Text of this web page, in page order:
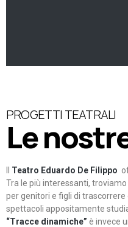
PROGETTI TEATRALI
Le
Teatro Eduardo De Filippo
Tra le più interessanti, troviamo
per genitori e figli di
spettacoli appositamente
“Tracce dinamiche” è invece